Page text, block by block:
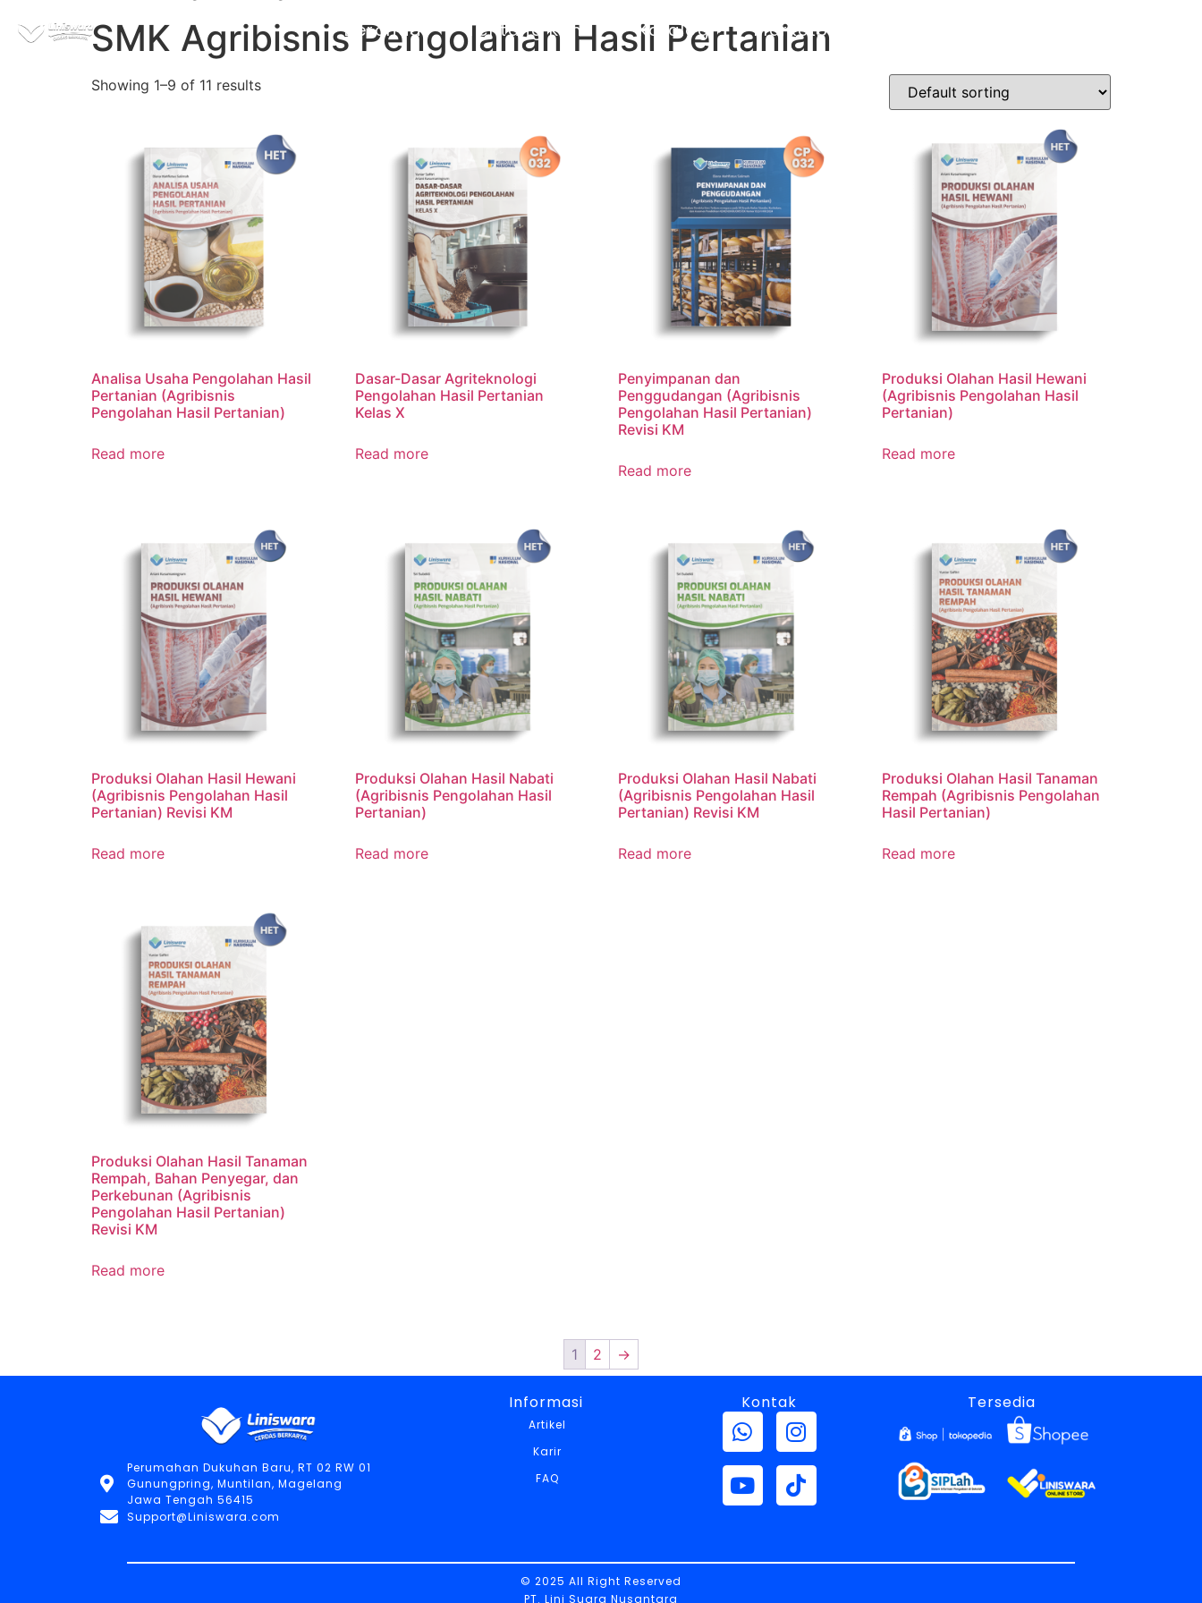
Beranda Tentang Kami Katalog Marketplace
SMK Agribisnis Pengolahan Hasil Pertanian
Showing 1–9 of 11 results
Analisa Usaha Pengolahan Hasil
Pertanian (Agribisnis
Pengolahan Hasil Pertanian)
Read more
Dasar-Dasar Agriteknologi
Pengolahan Hasil Pertanian
Kelas X
Read more
Penyimpanan dan
Penggudangan (Agribisnis
Pengolahan Hasil Pertanian)
Revisi KM
Read more
Produksi Olahan Hasil Hewani
(Agribisnis Pengolahan Hasil
Pertanian)
Read more
Produksi Olahan Hasil Hewani
(Agribisnis Pengolahan Hasil
Pertanian) Revisi KM
Read more
Produksi Olahan Hasil Nabati
(Agribisnis Pengolahan Hasil
Pertanian)
Read more
Produksi Olahan Hasil Nabati
(Agribisnis Pengolahan Hasil
Pertanian) Revisi KM
Read more
Produksi Olahan Hasil Tanaman
Rempah (Agribisnis Pengolahan
Hasil Pertanian)
Read more
Produksi Olahan Hasil Tanaman
Rempah, Bahan Penyegar, dan
Perkebunan (Agribisnis
Pengolahan Hasil Pertanian)
Revisi KM
Read more
1 2 →
Perumahan Dukuhan Baru, RT 02 RW 01
Gunungpring, Muntilan, Magelang
Jawa Tengah 56415
Support@Liniswara.com
Informasi
Artikel
Karir
FAQ
Kontak Tersedia
© 2025 All Right Reserved
PT. Lini Suara Nusantara